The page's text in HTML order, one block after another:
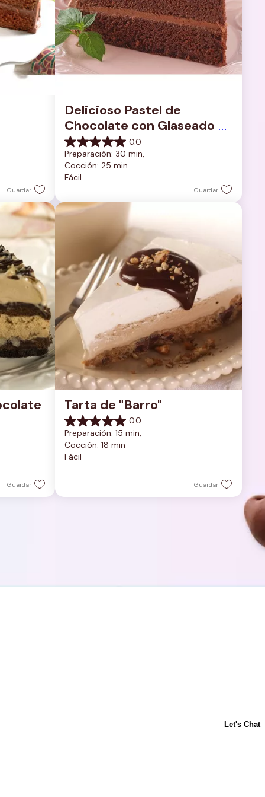
Guardar
Delicioso Pastel de
Chocolate con Glaseado
de Chocolate Rico y
Cremoso
0.0
0.0
de
5
estrellas.
Preparación: 30 min,
Cocción: 25 min
Fácil
Guardar
Guardar
Tarta de "Barro"
0.0
0.0
de
5
estrellas.
Preparación: 15 min,
Cocción: 18 min
Fácil
Guardar